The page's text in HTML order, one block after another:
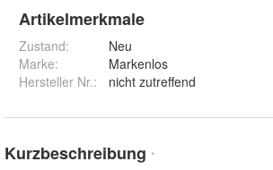
Artikelmerkmale
Zustand:
Neu
Marke:
Markenlos
Hersteller Nr.:
nicht zutreffend
Kurzbeschreibung *